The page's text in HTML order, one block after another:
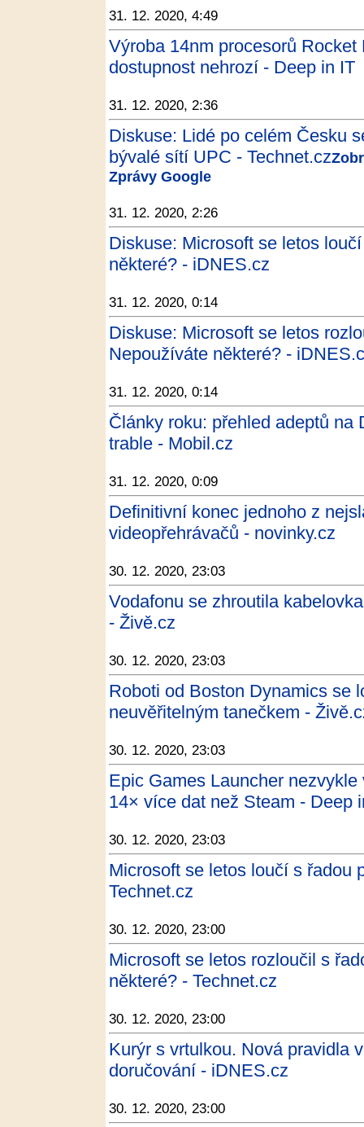
31. 12. 2020, 4:49
Výroba 14nm procesorů
dostupnost nehrozí - Deep in IT
31. 12. 2020, 2:36
Diskuse: Lidé po celém Česku
bývalé sítí UPC - Technet.cz
Zprávy Google
31. 12. 2020, 2:26
Diskuse: Microsoft se letos
některé? - iDNES.cz
31. 12. 2020, 0:14
Diskuse: Microsoft se letos
Nepoužíváte některé? -
31. 12. 2020, 0:14
Články roku: přehled adeptů na
trable - Mobil.cz
31. 12. 2020, 0:09
Definitivní konec jednoho z
videopřehrávačů - novinky.cz
30. 12. 2020, 23:03
Vodafonu se zhroutila
- Živě.cz
30. 12. 2020, 23:03
Roboti od Boston Dynamics se
neuvěřitelným tanečkem -
30. 12. 2020, 23:03
Epic Games Launcher
14× více dat než Steam - Deep
30. 12. 2020, 23:03
Microsoft se letos loučí s řadou
Technet.cz
30. 12. 2020, 23:00
Microsoft se letos rozloučil s
některé? - Technet.cz
30. 12. 2020, 23:00
Kurýr s vrtulkou. Nová pravidla
doručování - iDNES.cz
30. 12. 2020, 23:00